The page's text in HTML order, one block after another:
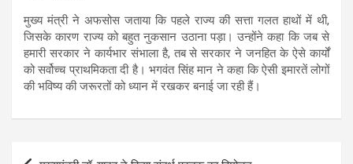
मुख्य मंत्री ने अफसोस जताया कि पहले राज्य की सत्ता गलत हाथों में थी,
जिसके कारण राज्य को बहुत नुकसान उठाना पड़ा। उन्होंने कहा कि जब से
हमारी सरकार ने कार्यभार संभाला है, तब से सरकार ने जनहित के ऐसे कार्यों
को सर्वोच्च प्राथमिकता दी है। भगवंत सिंह मान ने कहा कि ऐसी इमारतें लोगों
की भविष्य की जरूरतों को ध्यान में रखकर बनाई जा रही हैं।
Post